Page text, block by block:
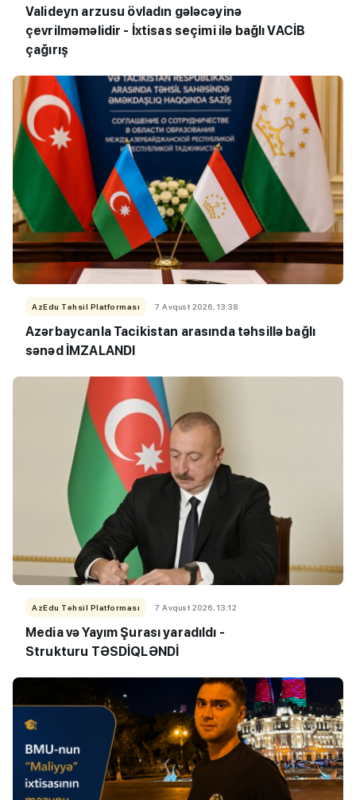
Valideyn arzusu övladın gələcəyinə
çevrilməməlidir - İxtisas seçimi ilə bağlı VACİB
çağırış
AzEdu Təhsil Platforması 7 Avqust 2026, 13:38
Azərbaycanla Tacikistan arasında təhsillə bağlı
sənəd İMZALANDI
AzEdu Təhsil Platforması 7 Avqust 2026, 13:12
Media və Yayım Şurası yaradıldı -
Strukturu TƏSDİQLƏNDİ